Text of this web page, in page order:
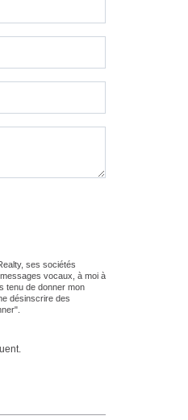
ses sociétés
vocaux, à moi à
tenu de donner mon
désinscrire des